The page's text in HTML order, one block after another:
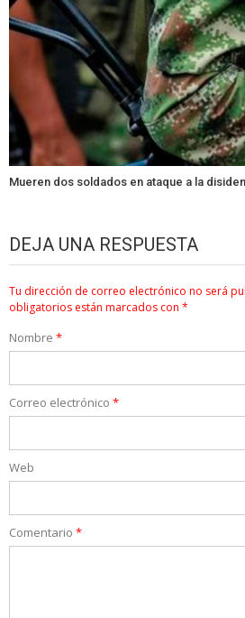
Mueren dos soldados en ataque a la
DEJA UNA RESPUESTA
Tu dirección de correo electrónico no será
obligatorios están marcados con *
Nombre *
Correo electrónico *
Web
Comentario *